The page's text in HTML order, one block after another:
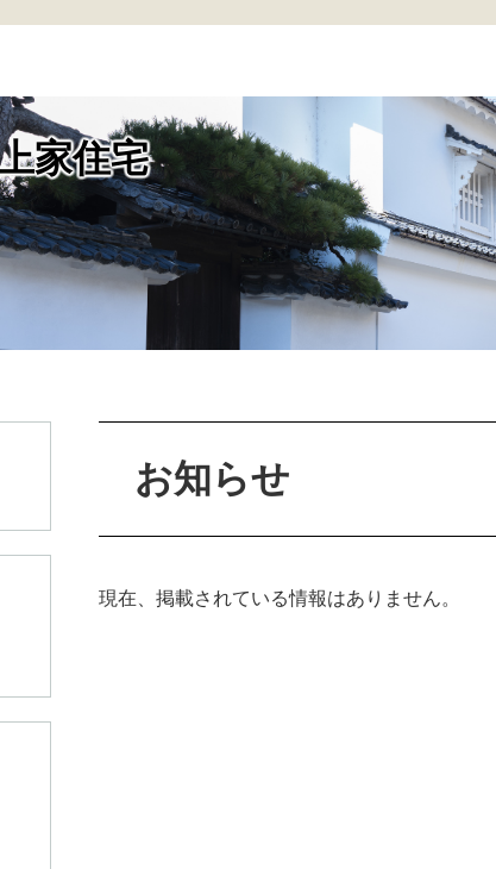
家住宅
お知らせ
現在、掲載されている情報はありません。